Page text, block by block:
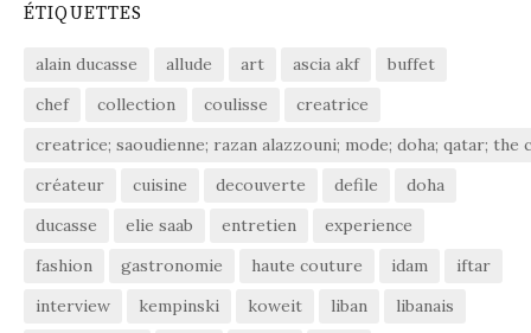
ÉTIQUETTES
alain ducasse allude art ascia akf
buffet
chef
collection coulisse
creatrice
creatrice; saoudienne; razan alazzouni; mode; doha; qatar; the
créateur
cuisine decouverte defile
doha
ducasse
elie saab entretien
experience
fashion
gastronomie haute couture idam
iftar
interview
kempinski koweit liban
libanais